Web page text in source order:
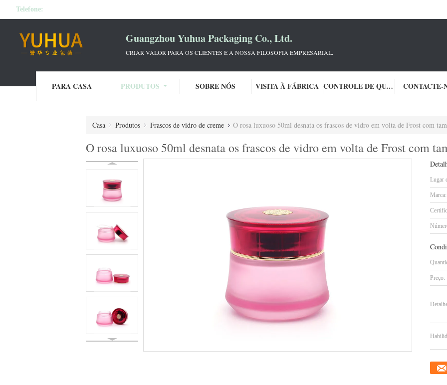
Telefone:
Guangzhou Yuhua Packaging Co., Ltd.
CRIAR VALOR PARA OS CLIENTES É A NOSSA FILOSOFIA EMPRESARIAL.
PARA CASA PRODUTOS SOBRE NÓS VISITA À FÁBRICA CONTROLE DE QUALIDADE CONTACTE-
Casa Produtos Frascos de vidro de creme O rosa luxuoso 50ml desnata os frascos de vidro em volta de Frost com
O rosa luxuoso 50ml desnata os frascos de vidro em volta de Frost com
Lugar
Marca:
Preço: